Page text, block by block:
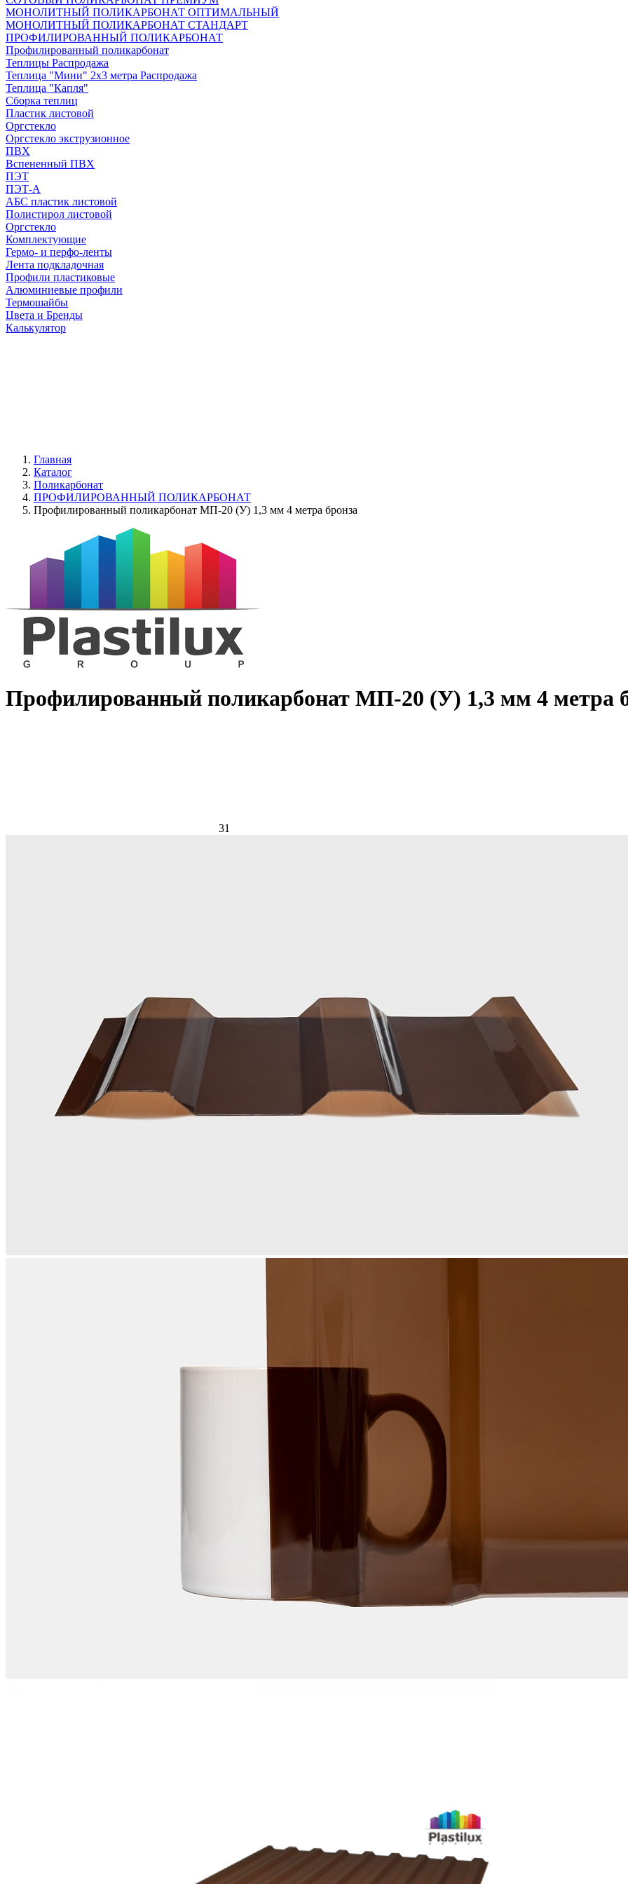
МОНОЛИТНЫЙ ПОЛИКАРБОНАТ ОПТИМАЛЬНЫЙ
МОНОЛИТНЫЙ ПОЛИКАРБОНАТ СТАНДАРТ
ПРОФИЛИРОВАННЫЙ ПОЛИКАРБОНАТ
Профилированный поликарбонат
Теплицы Распродажа
Теплица "Мини" 2х3 метра Распродажа
Теплица "Капля"
Сборка теплиц
Пластик листовой
Оргстекло
Оргстекло экструзионное
ПВХ
Вспененный ПВХ
ПЭТ
ПЭТ-А
АБС пластик листовой
Полистирол листовой
Оргстекло
Комплектующие
Гермо- и перфо-ленты
Лента подкладочная
Профили пластиковые
Алюминиевые профили
Термошайбы
Цвета и Бренды
Калькулятор
Главная
Каталог
Поликарбонат
ПРОФИЛИРОВАННЫЙ ПОЛИКАРБОНАТ
Профилированный поликарбонат МП-20 (У) 1,3 мм 4 метра бронза
Профилированный поликарбонат МП-20 (У) 1,3 мм 4 метра
31